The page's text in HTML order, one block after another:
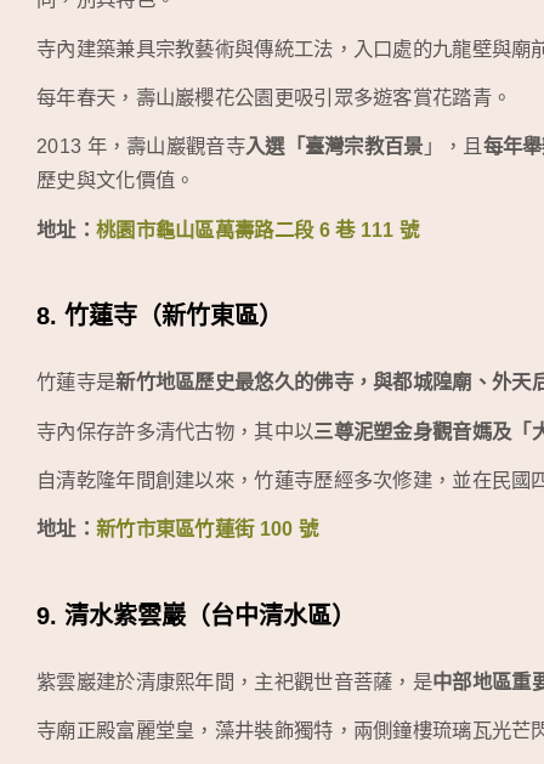
寺內建築兼具宗教藝術與傳統工法，入口處的九龍壁與廟
每年春天，壽山巖櫻花公園更吸引眾多遊客賞花踏青。
2013 年，壽山巖觀音寺入選「臺灣宗教百景 」，且 每年
歷史與文化價值。
地址： 桃園市龜山區萬壽路二段 6 巷 111 號
8. 竹蓮寺（新竹東區）
竹蓮寺是新竹地區歷史最悠久的佛寺，與都城隍廟、外天
寺內保存許多清代古物，其中以三尊泥塑金身觀音媽及「
自清乾隆年間創建以來，竹蓮寺歷經多次修建，並在民
地址： 新竹市東區竹蓮街 100 號
9. 清水紫雲巖（台中清水區）
紫雲巖建於清康熙年間，主祀觀世音菩薩，是中部地區重
寺廟正殿富麗堂皇，藻井裝飾獨特，兩側鐘樓琉璃瓦光芒